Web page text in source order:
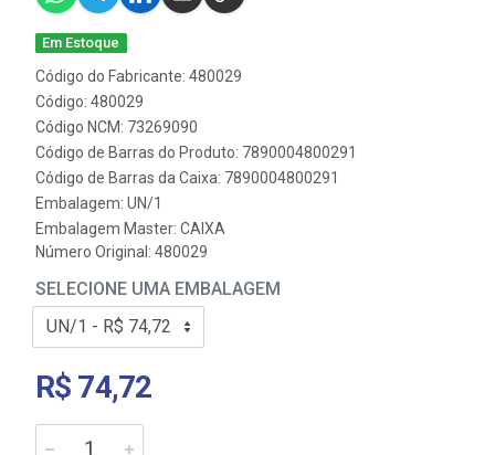
Em Estoque
Código do Fabricante: 480029
Código: 480029
Código NCM: 73269090
Código de Barras do Produto: 7890004800291
Código de Barras da Caixa: 7890004800291
Embalagem: UN/1
Embalagem Master: CAIXA
Número Original: 480029
SELECIONE UMA EMBALAGEM
R$ 74,72